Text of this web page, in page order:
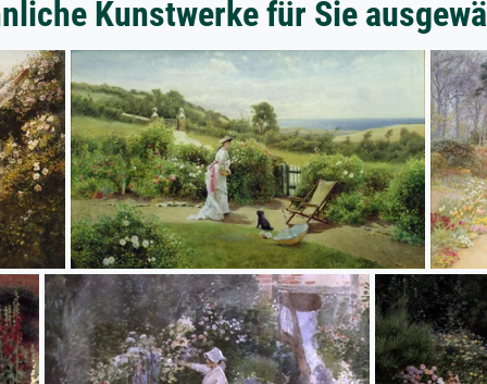
Kunstwerke für Sie